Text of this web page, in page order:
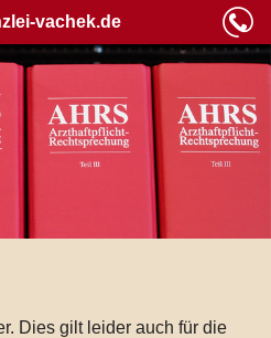
vachek.de
Dies gilt leider auch für die